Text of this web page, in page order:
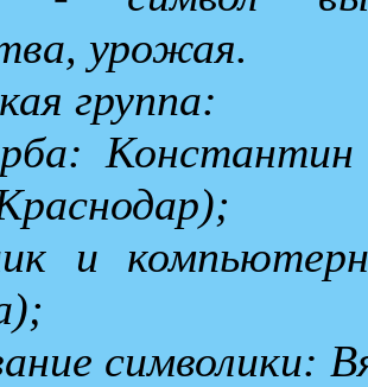
урожая.
группа:
и
символики: